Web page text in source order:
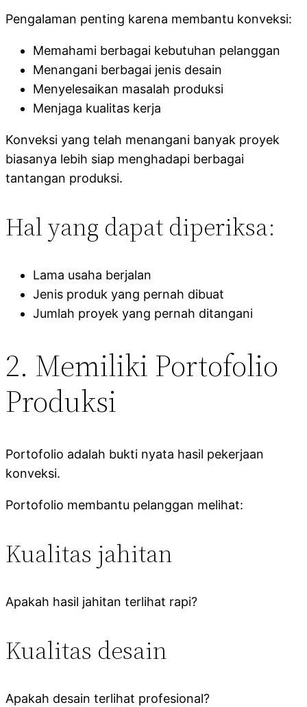
Pengalaman penting karena membantu konveksi:
Memahami berbagai kebutuhan pelanggan
Menangani berbagai jenis desain
Menyelesaikan masalah produksi
Menjaga kualitas kerja
Konveksi yang telah menangani banyak proyek
biasanya lebih siap menghadapi berbagai
tantangan produksi.
Hal yang dapat diperiksa:
Lama usaha berjalan
Jenis produk yang pernah dibuat
Jumlah proyek yang pernah ditangani
2. Memiliki Portofolio
Produksi
Portofolio adalah bukti nyata hasil pekerjaan
konveksi.
Portofolio membantu pelanggan melihat:
Kualitas jahitan
Apakah hasil jahitan terlihat rapi?
Kualitas desain
Apakah desain terlihat profesional?